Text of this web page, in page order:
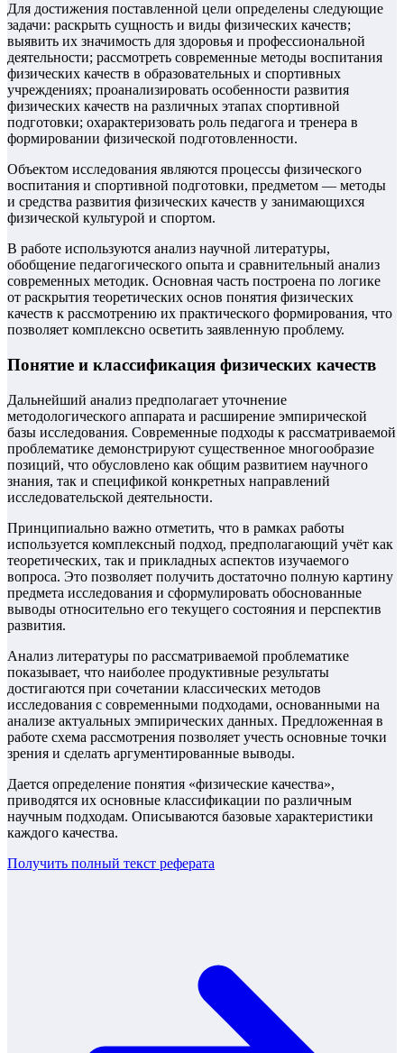
Для достижения поставленной цели определены следующие
задачи: раскрыть сущность и виды физических качеств;
выявить их значимость для здоровья и профессиональной
деятельности; рассмотреть современные методы воспитания
физических качеств в образовательных и спортивных
учреждениях; проанализировать особенности развития
физических качеств на различных этапах спортивной
подготовки; охарактеризовать роль педагога и тренера в
формировании физической подготовленности.
Объектом исследования являются процессы физического
воспитания и спортивной подготовки, предметом — методы
и средства развития физических качеств у занимающихся
физической культурой и спортом.
В работе используются анализ научной литературы,
обобщение педагогического опыта и сравнительный анализ
современных методик. Основная часть построена по логике
от раскрытия теоретических основ понятия физических
качеств к рассмотрению их практического формирования, что
позволяет комплексно осветить заявленную проблему.
Понятие и классификация физических качеств
Дальнейший анализ предполагает уточнение
методологического аппарата и расширение эмпирической
базы исследования. Современные подходы к рассматриваемой
проблематике демонстрируют существенное многообразие
позиций, что обусловлено как общим развитием научного
знания, так и спецификой конкретных направлений
исследовательской деятельности.
Принципиально важно отметить, что в рамках работы
используется комплексный подход, предполагающий учёт как
теоретических, так и прикладных аспектов изучаемого
вопроса. Это позволяет получить достаточно полную картину
предмета исследования и сформулировать обоснованные
выводы относительно его текущего состояния и перспектив
развития.
Анализ литературы по рассматриваемой проблематике
показывает, что наиболее продуктивные результаты
достигаются при сочетании классических методов
исследования с современными подходами, основанными на
анализе актуальных эмпирических данных. Предложенная в
работе схема рассмотрения позволяет учесть основные точки
зрения и сделать аргументированные выводы.
Дается определение понятия «физические качества»,
приводятся их основные классификации по различным
научным подходам. Описываются базовые характеристики
каждого качества.
Получить полный текст реферата